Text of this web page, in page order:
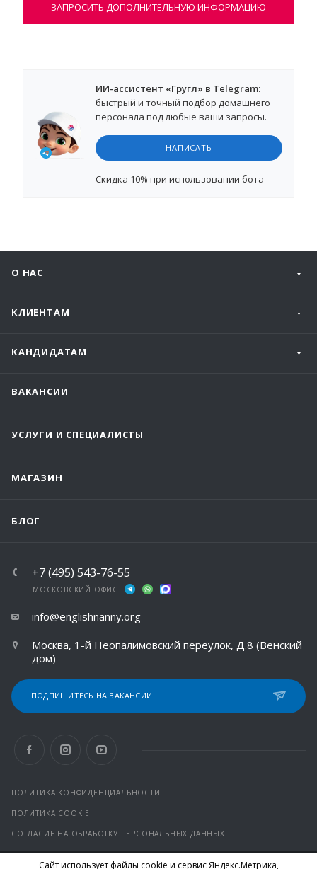
ЗАПРОСИТЬ ДОПОЛНИТЕЛЬНУЮ ИНФОРМАЦИЮ
ИИ-ассистент «Гругл» в Telegram:
быстрый и точный подбор домашнего
персонала под любые ваши запросы.
НАПИСАТЬ
Cкидка 10% при использовании бота
О НАС
КЛИЕНТАМ
КАНДИДАТАМ
ВАКАНСИИ
УСЛУГИ И СПЕЦИАЛИСТЫ
МАГАЗИН
БЛОГ
+7 (495) 543-76-55
МОСКОВСКИЙ ОФИС
info@englishnanny.org
Москва, 1-й Неопалимовский переулок, Д.8 (Венский
дом)
ПОДПИШИТЕСЬ НА ВАКАНСИИ
ПОЛИТИКА КОНФИДЕНЦИАЛЬНОСТИ
ПОЛИТИКА COOKIE
СОГЛАСИЕ НА ОБРАБОТКУ ПЕРСОНАЛЬНЫХ ДАННЫХ
Сайт использует файлы cookie и сервис Яндекс.Метрика,